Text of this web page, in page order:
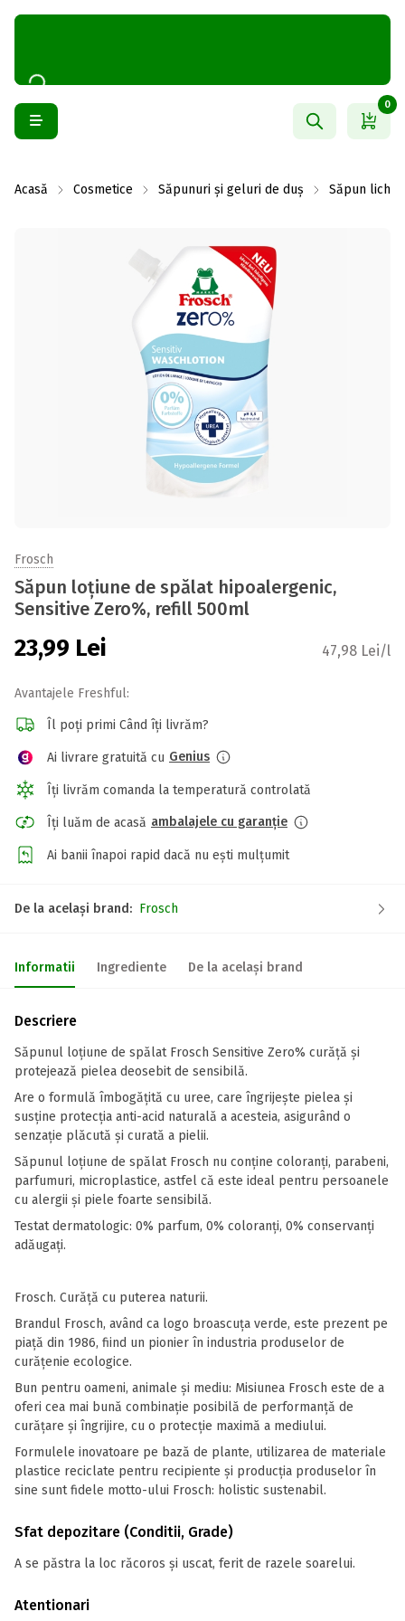
0
Acasă Cosmetice Săpunuri și geluri de duș Săpun lichid
Frosch
Săpun loțiune de spălat hipoalergenic,
Sensitive Zero%, refill 500ml
23,99 Lei 47,98 Lei/l
Avantajele Freshful:
Îl poți primi Când îți livrăm?
Ai livrare gratuită cu Genius
Îți livrăm comanda la temperatură controlată
Îți luăm de acasă ambalajele cu garanție
Ai banii înapoi rapid dacă nu ești mulțumit
De la același brand: Frosch
Informatii Ingrediente De la același brand
Descriere
Săpunul loțiune de spălat Frosch Sensitive Zero% curăță și
protejează pielea deosebit de sensibilă.
Are o formulă îmbogățită cu uree, care îngrijește pielea și
susține protecția anti-acid naturală a acesteia, asigurând o
senzație plăcută și curată a pielii.
Săpunul loțiune de spălat Frosch nu conține coloranți, parabeni,
parfumuri, microplastice, astfel că este ideal pentru persoanele
cu alergii și piele foarte sensibilă.
Testat dermatologic: 0% parfum, 0% coloranți, 0% conservanți
adăugați.
Frosch. Curăţă cu puterea naturii.
Brandul Frosch, având ca logo broascuța verde, este prezent pe
piață din 1986, fiind un pionier în industria produselor de
curățenie ecologice.
Bun pentru oameni, animale și mediu: Misiunea Frosch este de a
oferi cea mai bună combinație posibilă de performanță de
curățare și îngrijire, cu o protecție maximă a mediului.
Formulele inovatoare pe bază de plante, utilizarea de materiale
plastice reciclate pentru recipiente și producția produselor în
sine sunt fidele motto-ului Frosch: holistic sustenabil.
Sfat depozitare (Conditii, Grade)
A se păstra la loc răcoros și uscat, ferit de razele soarelui.
Atentionari